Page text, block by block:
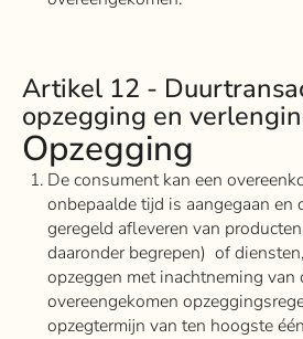
Artikel 12 -
opzegging en
Opzegging
De consument kan een
onbepaalde tijd is aangegaan en
geregeld afleveren van
daaronder begrepen) of
opzeggen met inachtneming van
overeengekomen
opzegtermijn van ten hoogste